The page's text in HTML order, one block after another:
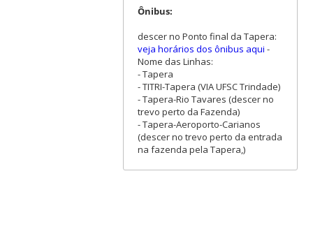
Ônibus:
descer no Ponto final da Tapera:
veja horários dos ônibus aqui -
Nome das Linhas:
- Tapera
- TITRI-Tapera (VIA UFSC Trindade)
- Tapera-Rio Tavares (descer no
trevo perto da Fazenda)
- Tapera-Aeroporto-Carianos
(descer no trevo perto da entrada
na fazenda pela Tapera,)